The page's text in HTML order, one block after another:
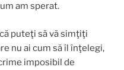
am sperat.
puteţi să vă simţiţi
nu ai cum să îl înţelegi,
imposibil de